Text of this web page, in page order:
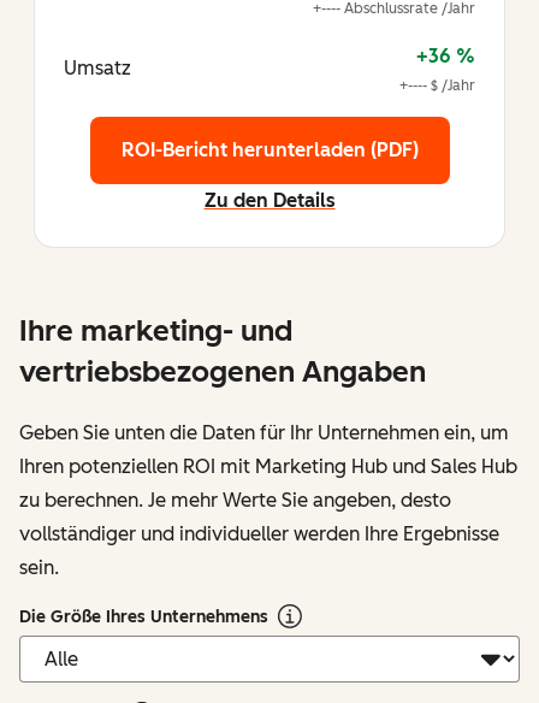
Ihre marketing- und
vertriebsbezogenen Angaben
Geben Sie unten die Daten für Ihr Unternehmen ein, um
Ihren potenziellen ROI mit Marketing Hub und Sales Hub
zu berechnen. Je mehr Werte Sie angeben, desto
vollständiger und individueller werden Ihre Ergebnisse
sein.
Die Größe Ihres Unternehmens
+---- Abschlussrate /Jahr
Umsatz
+36 %
+---- $ /Jahr
Zu den Details
ROI-Bericht herunterladen (PDF)